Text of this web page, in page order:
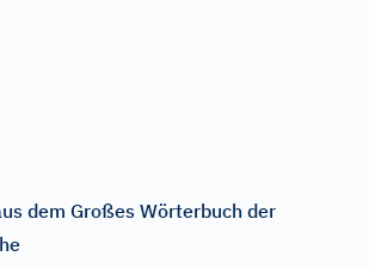
dem Großes Wörterbuch der